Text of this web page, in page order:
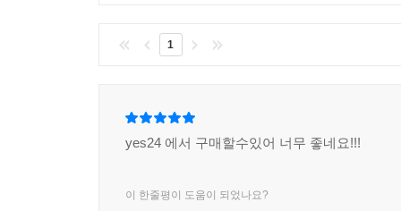
1
yes24 에서 구매할수있어 너무 좋네요!!!
이 한줄평이 도움이 되었나요?